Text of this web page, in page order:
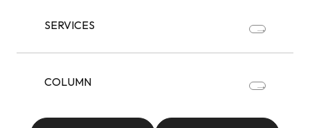
SERVICES
COLUMN